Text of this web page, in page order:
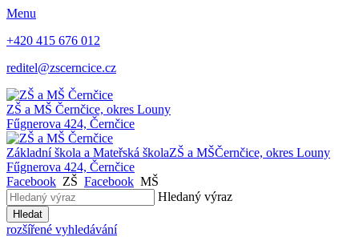
Menu
+420 415 676 012
reditel@zscerncice.cz
ZŠ a MŠ Černčice, okres Louny
Fűgnerova 424, Černčice
Základní škola a Mateřská školaZŠ a MŠČernčice, okres Louny
Fűgnerova 424, Černčice
Facebook ZŠ Facebook MŠ
Hledaný výraz
Hledat
rozšířené vyhledávání